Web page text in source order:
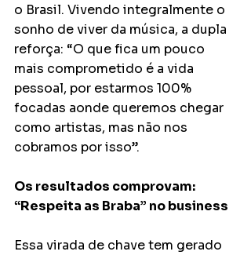
o Brasil. Vivendo integralmente o
sonho de viver da música, a dupla
reforça: “O que fica um pouco
mais comprometido é a vida
pessoal, por estarmos 100%
focadas aonde queremos chegar
como artistas, mas não nos
cobramos por isso”.
Os resultados comprovam:
“Respeita as Braba” no business
Essa virada de chave tem gerado